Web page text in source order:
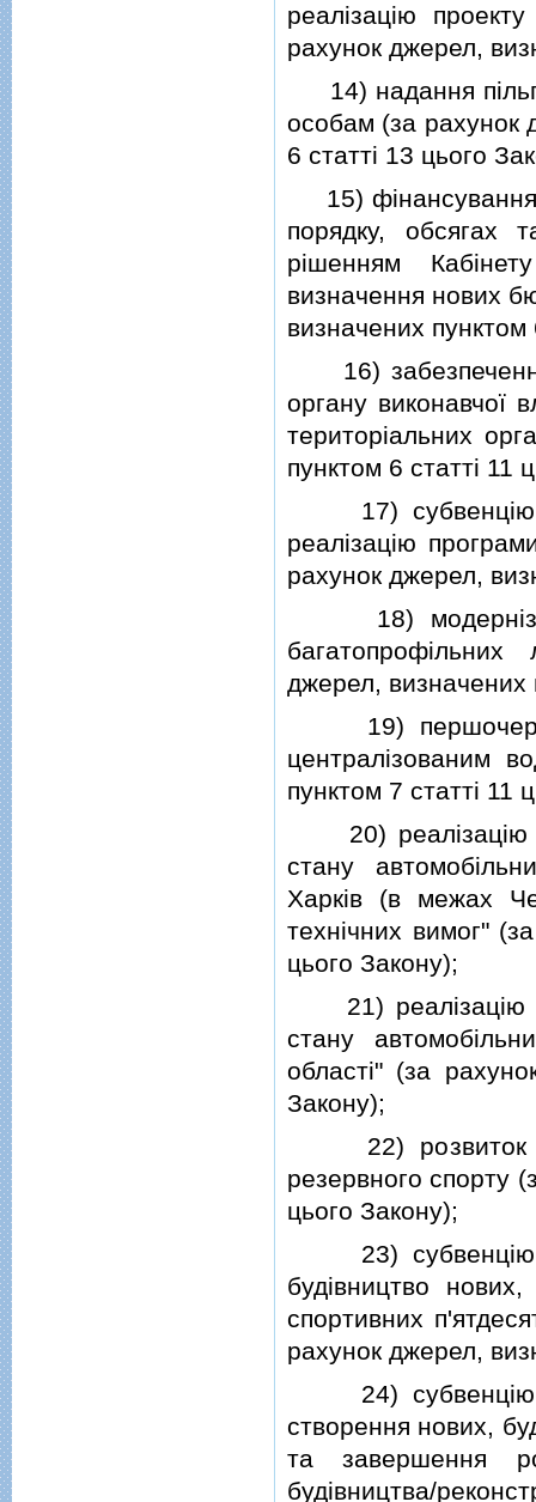
реалiзацiю
рахунок джерел,
14) надання
особам (за рахунок
6 статтi 13 цього
15) фiнансування
порядку, обсягах
рiшенням
визначення нових
визначених пунктом
16)
органу виконавчої
територiальних
пунктом 6 статтi 11
17) субвенцiю з
реалiзацiю
рахунок джерел,
18)
джерел, визначених
19)
централiзованим
пунктом 7 статтi 11
20) реалiзацiю
стану
Харкiв (в межах
технiчних вимог"
цього Закону);
21) реалiзацiю
стану
областi" (за
Закону);
22) розвиток
резервного спорту
цього Закону);
23) субвенцiю з
будiвництво
спортивних
рахунок джерел,
24) субвенцiю з
створення нових,
та завершення
будiвництва/